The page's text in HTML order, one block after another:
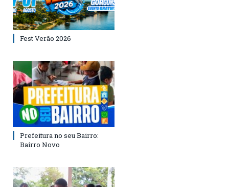
Fest Verão 2026
Prefeitura no seu Bairro:
Bairro Novo